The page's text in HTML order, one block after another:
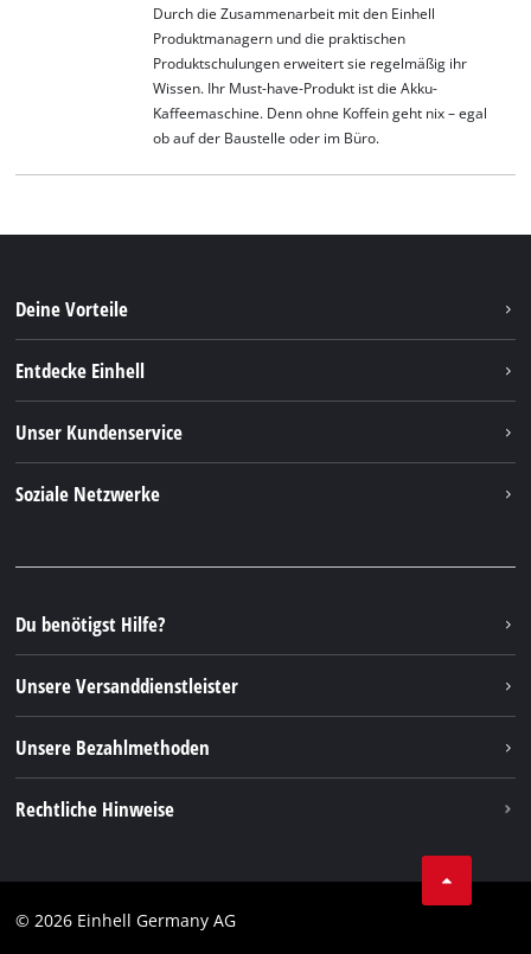
Durch die Zusammenarbeit mit den Einhell
Produktmanagern und die praktischen
Produktschulungen erweitert sie regelmäßig ihr
Wissen. Ihr Must-have-Produkt ist die Akku-
Kaffeemaschine. Denn ohne Koffein geht nix – egal
ob auf der Baustelle oder im Büro.
Deine Vorteile
Entdecke Einhell
Nachhaltigkeit
Unser Kundenservice
FAQs
Rücksendungen / Widerruf
Verpackungsrichtlinien
Hinweise zur Batterieentsorgung
Vertrag widerrufen
Soziale Netzwerke
Instagram
TikTok
Pinterest
Linkedin
Du benötigst Hilfe?
Unsere Versanddienstleister
Unsere Bezahlmethoden
Rechtliche Hinweise
Impressum
© 2026 Einhell Germany AG